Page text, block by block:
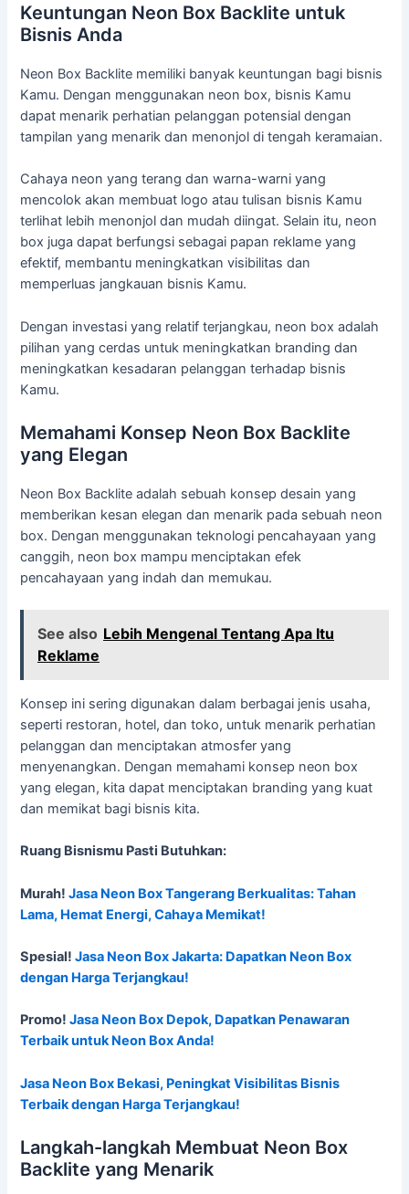
Keuntungan Neon Box Backlite untuk
Bisnis Anda
Neon Box Backlite memiliki banyak keuntungan bagi bisnis
Kamu. Dengan menggunakan neon box, bisnis Kamu
dapat menarik perhatian pelanggan potensial dengan
tampilan yang menarik dan menonjol di tengah keramaian.
Cahaya neon yang terang dan warna-warni yang
mencolok akan membuat logo atau tulisan bisnis Kamu
terlihat lebih menonjol dan mudah diingat. Selain itu, neon
box juga dapat berfungsi sebagai papan reklame yang
efektif, membantu meningkatkan visibilitas dan
memperluas jangkauan bisnis Kamu.
Dengan investasi yang relatif terjangkau, neon box adalah
pilihan yang cerdas untuk meningkatkan branding dan
meningkatkan kesadaran pelanggan terhadap bisnis
Kamu.
Memahami Konsep Neon Box Backlite
yang Elegan
Neon Box Backlite adalah sebuah konsep desain yang
memberikan kesan elegan dan menarik pada sebuah neon
box. Dengan menggunakan teknologi pencahayaan yang
canggih, neon box mampu menciptakan efek
pencahayaan yang indah dan memukau.
See also Lebih Mengenal Tentang Apa Itu
Reklame
Konsep ini sering digunakan dalam berbagai jenis usaha,
seperti restoran, hotel, dan toko, untuk menarik perhatian
pelanggan dan menciptakan atmosfer yang
menyenangkan. Dengan memahami konsep neon box
yang elegan, kita dapat menciptakan branding yang kuat
dan memikat bagi bisnis kita.
Ruang Bisnismu Pasti Butuhkan:
Murah!Jasa Neon Box Tangerang Berkualitas: Tahan
Lama, Hemat Energi, Cahaya Memikat!
Spesial!Jasa Neon Box Jakarta: Dapatkan Neon Box
dengan Harga Terjangkau!
Promo!Jasa Neon Box Depok, Dapatkan Penawaran
Terbaik untuk Neon Box Anda!
Jasa Neon Box Bekasi, Peningkat Visibilitas Bisnis
Terbaik dengan Harga Terjangkau!
Langkah-langkah Membuat Neon Box
Backlite yang Menarik